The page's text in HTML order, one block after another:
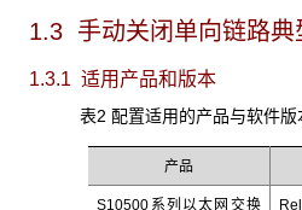
1.3 手动关闭单向链路典
1.3.1 适用产品和版本
表2 配置适用的产品与软件版
产品
S10500系列以太网交换